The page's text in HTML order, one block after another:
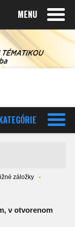
MENU
záložky
v otvorenom